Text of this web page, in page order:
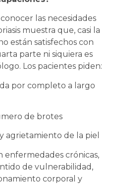
las necesidades
muestra que, casi la
están satisfechos con
parte ni siquiera es
Los pacientes piden:
por completo a largo
de brotes
agrietamiento de la piel
enfermedades crónicas,
de vulnerabilidad,
corporal y